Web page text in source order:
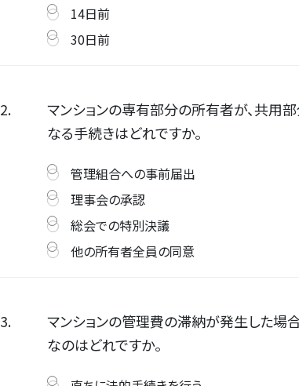
14日前
30日前
2.
マンションの専有部分の所有者が、共用
なる手続きはどれですか。
管理組合への事前届出
理事会の承認
総会での特別決議
他の所有者全員の同意
3.
マンションの管理費の滞納が発生した場
なのはどれですか。